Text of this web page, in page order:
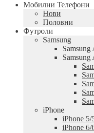
Мобилни Телефони
Нови
Половни
Футроли
Samsung
Samsung
Samsung
iPhone
iPhone 5/
iPhone 6/